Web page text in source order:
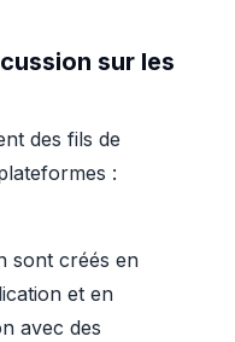
sur les
des fils de
:
sont créés en
et en
avec des